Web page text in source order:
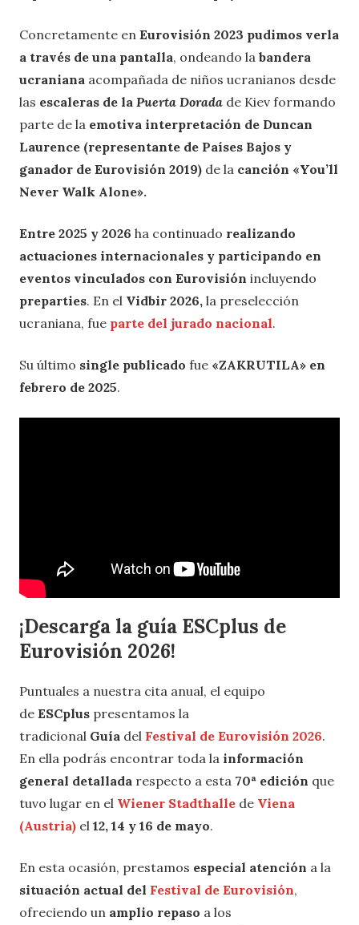
Concretamente en Eurovisión 2023 pudimos verla
a través de una pantalla, ondeando la bandera
ucraniana acompañada de niños ucranianos desde
las escaleras de la Puerta Dorada de Kiev formando
parte de la emotiva interpretación de Duncan
Laurence (representante de Países Bajos y
ganador de Eurovisión 2019) de la canción «You’ll
Never Walk Alone».
Entre 2025 y 2026 ha continuado realizando
actuaciones internacionales y participando en
eventos vinculados con Eurovisión incluyendo
preparties. En el Vidbir 2026, la preselección
ucraniana, fue parte del jurado nacional.
Su último single publicado fue «ZAKRUTILA» en
febrero de 2025.
¡Descarga la guía ESCplus de
Eurovisión 2026!
Puntuales a nuestra cita anual, el equipo
de ESCplus presentamos la
tradicional Guía del Festival de Eurovisión 2026.
En ella podrás encontrar toda la información
general detallada respecto a esta 70ª edición que
tuvo lugar en el Wiener Stadthalle de Viena
(Austria) el 12, 14 y 16 de mayo.
En esta ocasión, prestamos especial atención a la
situación actual del Festival de Eurovisión,
ofreciendo un amplio repaso a los